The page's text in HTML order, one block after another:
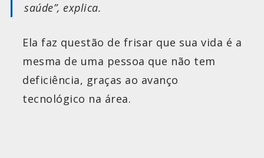
saúde”, explica.
Ela faz questão de frisar que sua vida é a
mesma de uma pessoa que não tem
deficiência, graças ao avanço
tecnológico na área.